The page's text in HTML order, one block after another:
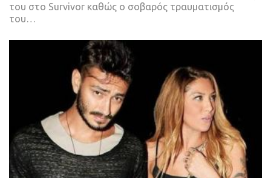
του στο Survivor καθώς ο σοβαρός τραυματισμός
του…